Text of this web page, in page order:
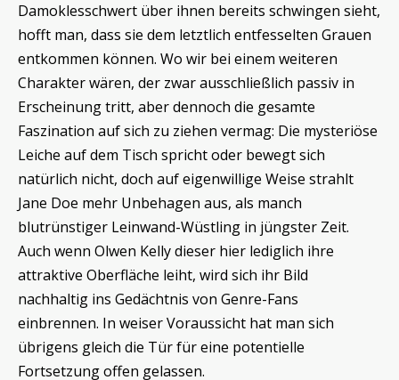
Damoklesschwert über ihnen bereits schwingen sieht,
hofft man, dass sie dem letztlich entfesselten Grauen
entkommen können. Wo wir bei einem weiteren
Charakter wären, der zwar ausschließlich passiv in
Erscheinung tritt, aber dennoch die gesamte
Faszination auf sich zu ziehen vermag: Die mysteriöse
Leiche auf dem Tisch spricht oder bewegt sich
natürlich nicht, doch auf eigenwillige Weise strahlt
Jane Doe mehr Unbehagen aus, als manch
blutrünstiger Leinwand-Wüstling in jüngster Zeit.
Auch wenn Olwen Kelly dieser hier lediglich ihre
attraktive Oberfläche leiht, wird sich ihr Bild
nachhaltig ins Gedächtnis von Genre-Fans
einbrennen. In weiser Voraussicht hat man sich
übrigens gleich die Tür für eine potentielle
Fortsetzung offen gelassen.